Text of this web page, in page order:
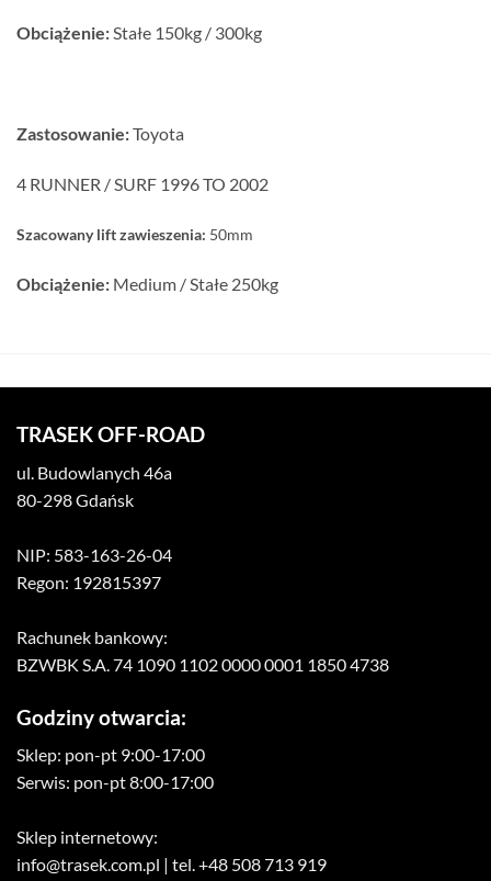
Obciążenie:Stałe 150kg / 300kg
Zastosowanie:Toyota
4 RUNNER / SURF 1996 TO 2002
Szacowany lift zawieszenia: 50mm
Obciążenie: Medium / Stałe 250kg
TRASEK OFF-ROAD
ul. Budowlanych 46a
80-298 Gdańsk
NIP: 583-163-26-04
Regon: 192815397
Rachunek bankowy:
BZWBK S.A. 74 1090 1102 0000 0001 1850 4738
Godziny otwarcia:
Sklep: pon-pt 9:00-17:00
Serwis: pon-pt 8:00-17:00
Sklep internetowy:
info@trasek.com.pl | tel. +48 508 713 919